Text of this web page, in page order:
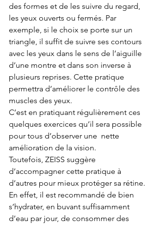
des formes et de les suivre du regard,
les yeux ouverts ou fermés. Par
exemple, si le choix se porte sur un
triangle, il suffit de suivre ses contours
avec les yeux dans le sens de l’aiguille
d’une montre et dans son inverse à
plusieurs reprises. Cette pratique
permettra d’améliorer le contrôle des
muscles des yeux.
C’est en pratiquant régulièrement ces
quelques exercices qu’il sera possible
pour tous d’observer une  nette
amélioration de la vision.
Toutefois, ZEISS suggère
d’accompagner cette pratique à
d’autres pour mieux protéger sa rétine.
En effet, il est recommandé de bien
s’hydrater, en buvant suffisamment
d’eau par jour, de consommer des